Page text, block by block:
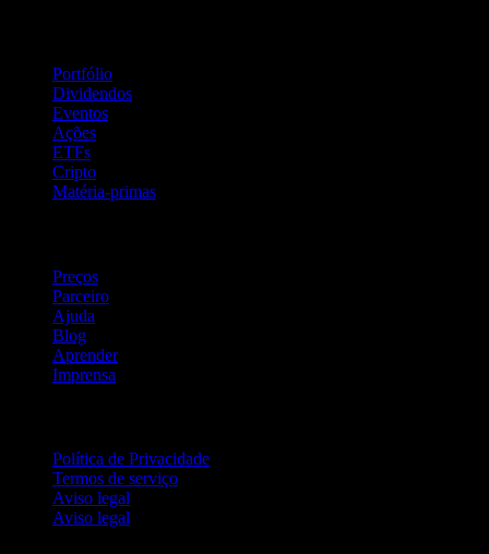
Portfólio
Dividendos
Eventos
Ações
ETFs
Cripto
Matéria-primas
Preços
Parceiro
Ajuda
Blog
Aprender
Imprensa
Política de Privacidade
Termos de serviço
Aviso legal
Aviso legal